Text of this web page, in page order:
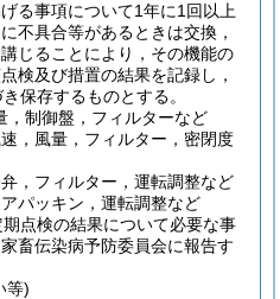
る事項について1年に1回以上
不具合等があるときは交換，
じることにより，その機能の
検及び措置の結果を記録し，
保存するものとする。
制御盤，フィルターなど
，風量，フィルター，密閉度
，フィルター，運転調整など
パッキン，運転調整など
期点検の結果について必要な事
畜伝染病予防委員会に報告す
等)